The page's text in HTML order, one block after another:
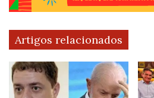
Artigos relacionados